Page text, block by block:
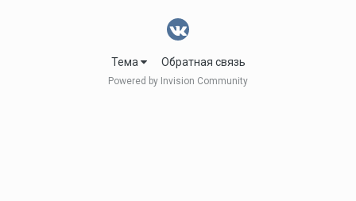
Тема Обратная связь
Powered by Invision Community